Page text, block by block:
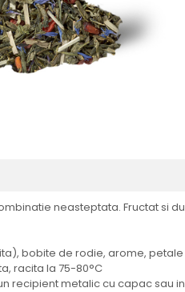
neasteptata. Fructat si
bobite de rodie, arome,
racita la 75-80°C
recipient metalic cu capac sau